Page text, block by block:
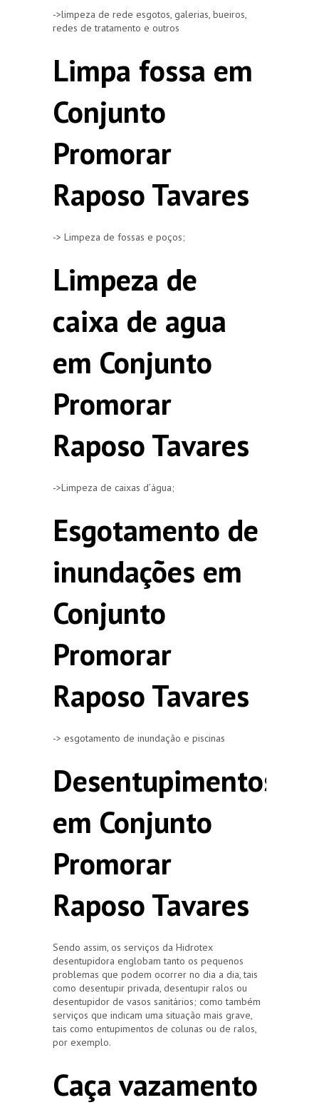
->limpeza de rede esgotos, galerias, bueiros,
redes de tratamento e outros
Limpa fossa em
Conjunto
Promorar
Raposo Tavares
-> Limpeza de fossas e poços;
Limpeza de
caixa de agua
em Conjunto
Promorar
Raposo Tavares
->Limpeza de caixas d’água;
Esgotamento de
inundações em
Conjunto
Promorar
Raposo Tavares
-> esgotamento de inundação e piscinas
Desentupimentos
em Conjunto
Promorar
Raposo Tavares
Sendo assim, os serviços da Hidrotex
desentupidora englobam tanto os pequenos
problemas que podem ocorrer no dia a dia, tais
como desentupir privada, desentupir ralos ou
desentupidor de vasos sanitários; como também
serviços que indicam uma situação mais grave,
tais como entupimentos de colunas ou de ralos,
por exemplo.
Caça vazamento